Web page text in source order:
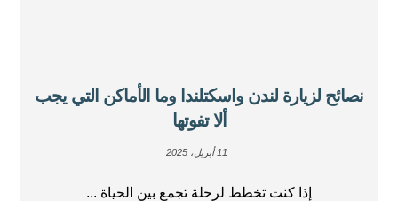
نصائح لزيارة لندن واسكتلندا وما الأماكن التي يجب
ألا تفوتها
11 أبريل، 2025
إذا كنت تخطط لرحلة تجمع بين الحياة ...